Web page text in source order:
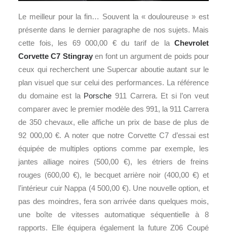
Le meilleur pour la fin… Souvent la « douloureuse » est
présente dans le dernier paragraphe de nos sujets. Mais
cette fois, les 69 000,00 € du tarif de la Chevrolet
Corvette C7 Stingrayen font un argument de poids pour
ceux qui recherchent une Supercar aboutie autant sur le
plan visuel que sur celui des performances. La référence
du domaine est la Porsche 911 Carrera. Et si l’on veut
comparer avec le premier modèle des 991, la 911 Carrera
de 350 chevaux, elle affiche un prix de base de plus de
92 000,00 €. A noter que notre Corvette C7 d’essai est
équipée de multiples options comme par exemple, les
jantes alliage noires (500,00 €), les étriers de freins
rouges (600,00 €), le becquet arrière noir (400,00 €) et
l’intérieur cuir Nappa (4 500,00 €). Une nouvelle option, et
pas des moindres, fera son arrivée dans quelques mois,
une boîte de vitesses automatique séquentielle à 8
rapports. Elle équipera également la future Z06 Coupé